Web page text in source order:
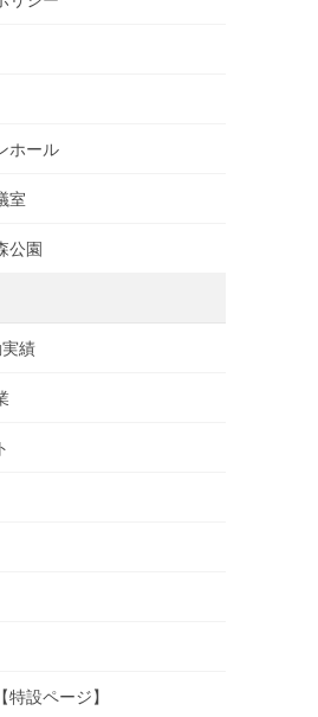
ホール
室
公園
績
設ページ】